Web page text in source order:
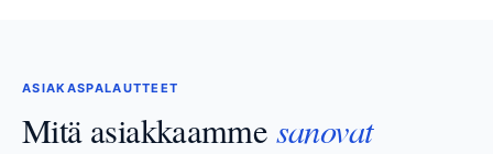
ASIAKASPALAUTTEET
Mitä asiakkaammesanovat